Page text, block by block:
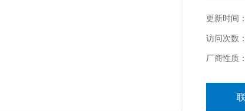
更新时间
访问次数
厂商性质